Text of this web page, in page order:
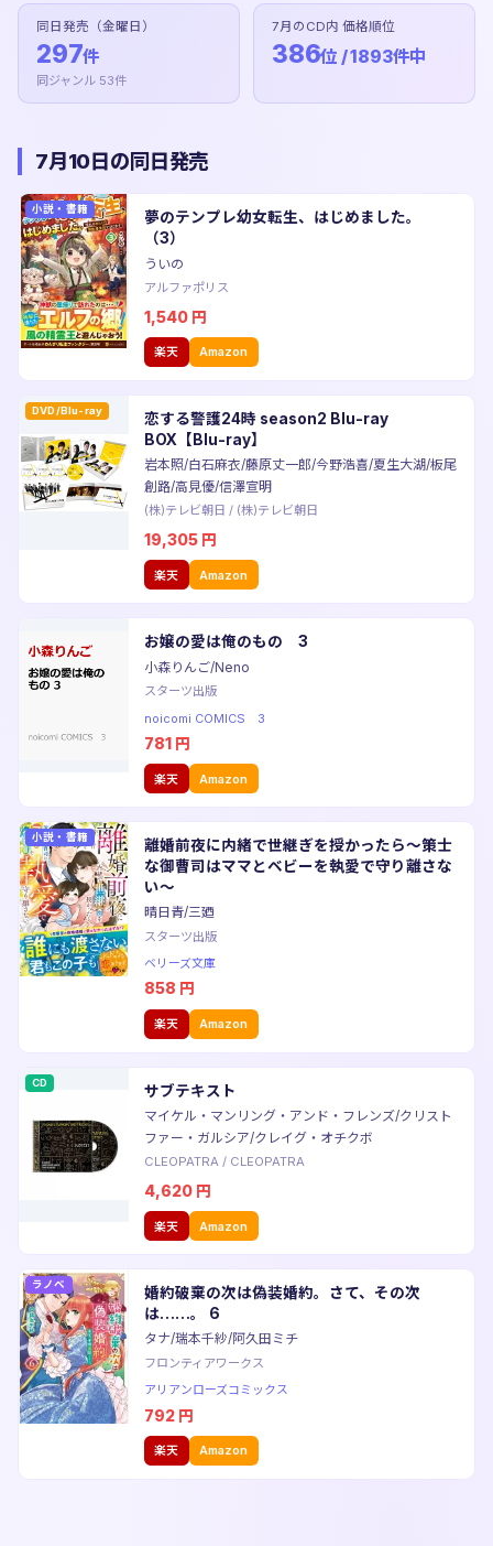
同日発売（金曜日）
297件
同ジャンル 53件
7月のCD内 価格順位
386位 / 1893件中
7月10日の同日発売
小説・書籍
夢のテンプレ幼女転生、はじめました。
（3）
ういの
アルファポリス
1,540 円
楽天 Amazon
DVD/Blu-ray
恋する警護24時 season2 Blu-ray
BOX【Blu-ray】
岩本照/白石麻衣/藤原丈一郎/今野浩喜/夏生大湖/板尾
創路/高見優/信澤宣明
(株)テレビ朝日 / (株)テレビ朝日
19,305 円
楽天 Amazon
お嬢の愛は俺のもの 3
小森りんご/Neno
スターツ出版
noicomi COMICS 3
781 円
楽天 Amazon
小説・書籍
離婚前夜に内緒で世継ぎを授かったら〜策士
な御曹司はママとベビーを執愛で守り離さな
い〜
晴日青/三廼
スターツ出版
ベリーズ文庫
858 円
楽天 Amazon
CD サブテキスト
マイケル・マンリング・アンド・フレンズ/クリスト
ファー・ガルシア/クレイグ・オチクボ
CLEOPATRA/ CLEOPATRA
4,620 円
楽天 Amazon
ラノベ
婚約破棄の次は偽装婚約。さて、その次
は……。 6
タナ/瑞本千紗/阿久田ミチ
フロンティアワークス
アリアンローズコミックス
792 円
楽天 Amazon